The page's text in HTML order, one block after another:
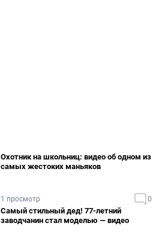
Охотник на школьниц: видео об одном из
самых жестоких маньяков
1 просмотр 0
Самый стильный дед! 77-летний
заводчанин стал моделью — видео